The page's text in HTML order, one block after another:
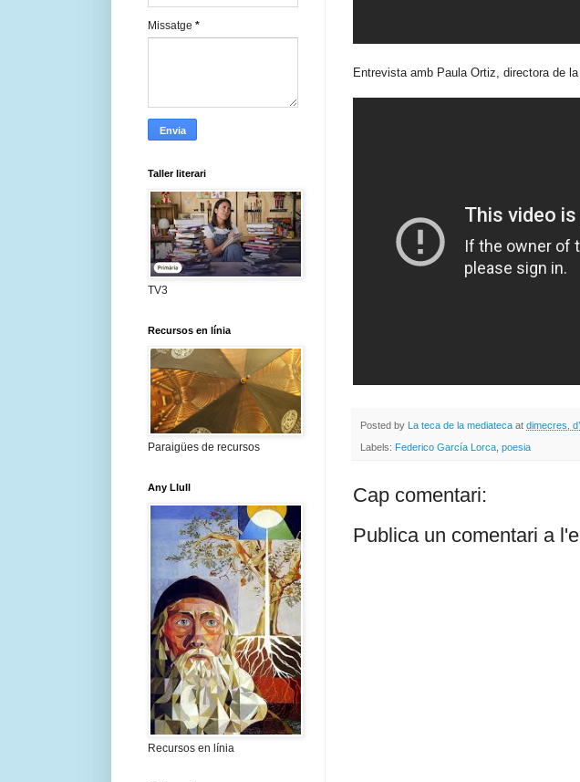
Entrevista amb Paula Ortiz, directora de
Posted by La teca de la mediateca at dimecres,
Labels: Federico García Lorca, poesia
Cap comentari:
Publica un comentari a
Missatge *
Taller literari
TV3
Recursos en línia
Paraigües de recursos
Any Llull
Recursos en línia